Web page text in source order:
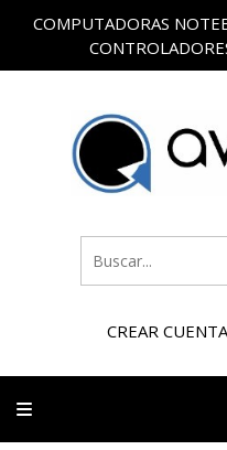
COMPUTADORAS
CREAR CUENTA